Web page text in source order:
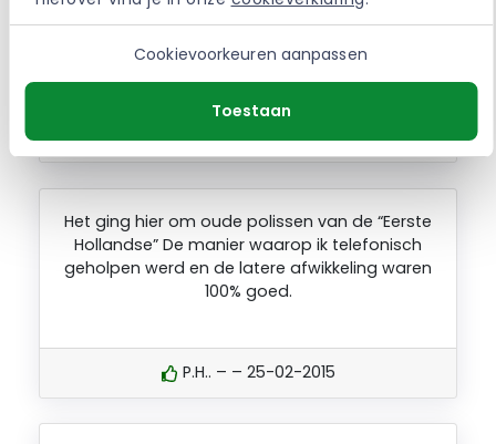
Cookievoorkeuren aanpassen
Toestaan
april jl kwam met de post mee, waar ik 9 jaar
op heb moeten wachten dan eindelijk mijn
polis ook op mijn naam binnen.
ERNA. – Almere – 05-04-2017
Het ging hier om oude polissen van de “Eerste
Hollandse” De manier waarop ik telefonisch
geholpen werd en de latere afwikkeling waren
100% goed.
P.H.. – – 25-02-2015